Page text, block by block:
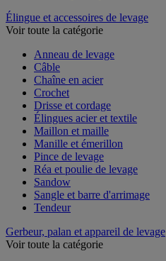
Élingue et accessoires de levage
Voir toute la catégorie
Anneau de levage
Câble
Chaîne en acier
Crochet
Drisse et cordage
Élingues acier et textile
Maillon et maille
Manille et émerillon
Pince de levage
Réa et poulie de levage
Sandow
Sangle et barre d'arrimage
Tendeur
Gerbeur, palan et appareil de levage
Voir toute la catégorie